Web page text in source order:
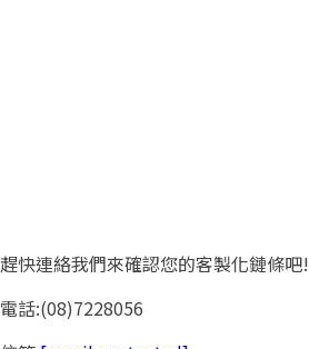
趕快連絡我們來確認您的客製化鏈條吧!
電話:(08)7228056